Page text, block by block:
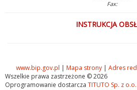
Fax:
INSTRUKCJA
www.bip.gov.pl | Mapa strony | Adres
Wszelkie prawa zastrzeżone © 2026
Oprogramowanie dostarcza TITUTO Sp. z o.o.